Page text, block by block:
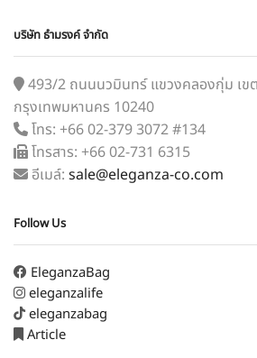
บริษัท ธำมรงค์ จำกัด
493/2 ถนนนวมินทร์ แขวงคลองกุ่ม เข
กรุงเทพมหานคร 10240
โทร: +66 02-379 3072 #134
โทรสาร: +66 02-731 6315
อีเมล์: sale@eleganza-co.com
Follow Us
EleganzaBag
eleganzalife
eleganzabag
Article